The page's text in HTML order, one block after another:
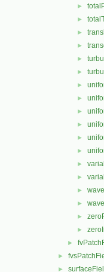
►
►
►
►
►
►
►
►
►
►
►
►
►
►
►
►
►
►
►
►
►